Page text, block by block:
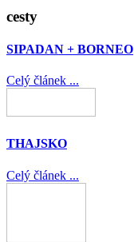
cesty
SIPADAN + BORNEO
Celý článek ...
THAJSKO
Celý článek ...